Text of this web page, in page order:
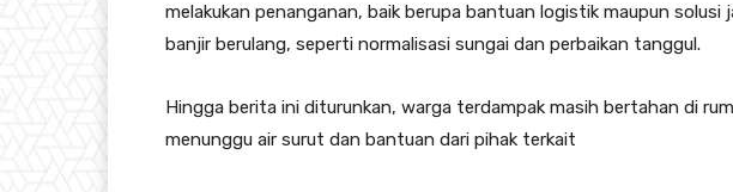
melakukan penanganan, baik berupa bantuan logistik maupun solusi
banjir berulang, seperti normalisasi sungai dan perbaikan tanggul.
Hingga berita ini diturunkan, warga terdampak masih bertahan di
menunggu air surut dan bantuan dari pihak terkait